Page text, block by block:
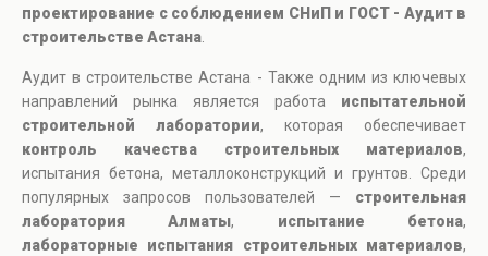
проектирование с соблюдением СНиП и ГОСТ - Аудит в
строительстве Астана
Аудит в строительстве Астана - Также одним из ключевых
направлений рынка является работа испытательной
строительной лаборатории, которая обеспечивает
контроль качества строительных материалов,
испытания бетона, металлоконструкций и грунтов. Среди
популярных запросов пользователей — строительная
лаборатория Алматы, испытание бетона,
лабораторные испытания строительных материалов,